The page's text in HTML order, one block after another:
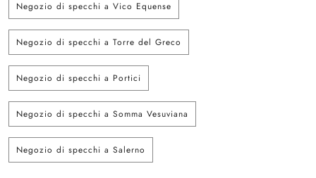
Negozio di specchi a Vico Equense
Negozio di specchi a Torre del Greco
Negozio di specchi a Portici
Negozio di specchi a Somma Vesuviana
Negozio di specchi a Salerno